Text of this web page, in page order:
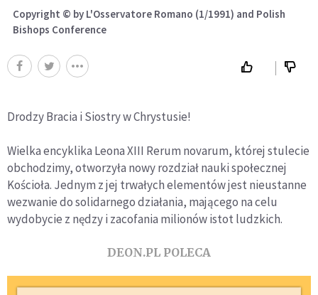
Copyright © by L'Osservatore Romano (1/1991) and Polish
Bishops Conference
Drodzy Bracia i Siostry w Chrystusie!
Wielka encyklika Leona XIII Rerum novarum, której stulecie
obchodzimy, otworzyła nowy rozdział nauki społecznej
Kościoła. Jednym z jej trwałych elementów jest nieustanne
wezwanie do solidarnego działania, mającego na celu
wydobycie z nędzy i zacofania milionów istot ludzkich.
DEON.PL POLECA